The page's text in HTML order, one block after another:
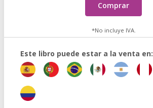
Comprar
*No incluye IVA.
Este libro puede estar a la venta en: